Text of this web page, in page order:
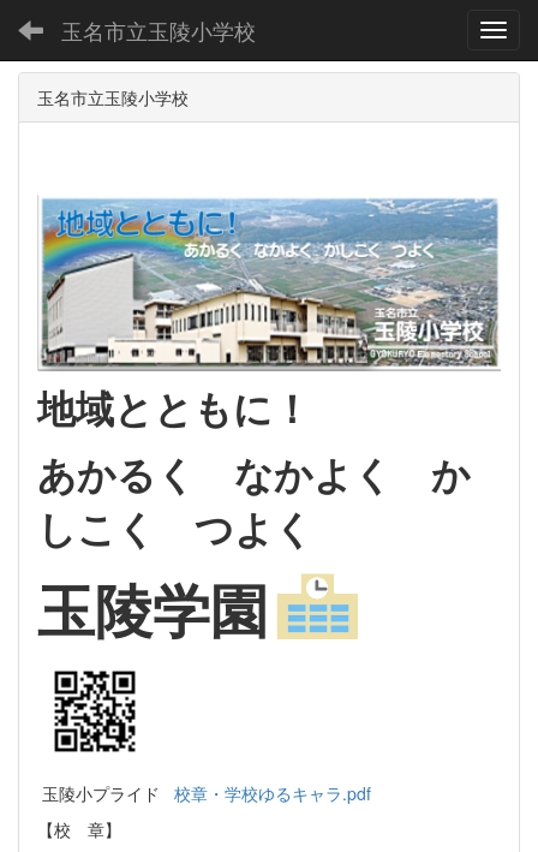
玉名市立玉陵小学校
玉名市立玉陵小学校
地域とともに！
あかるく なかよく か
しこく つよく
玉陵学園
玉陵小プライド 校章・学校ゆるキャラ.pdf
【校 章】